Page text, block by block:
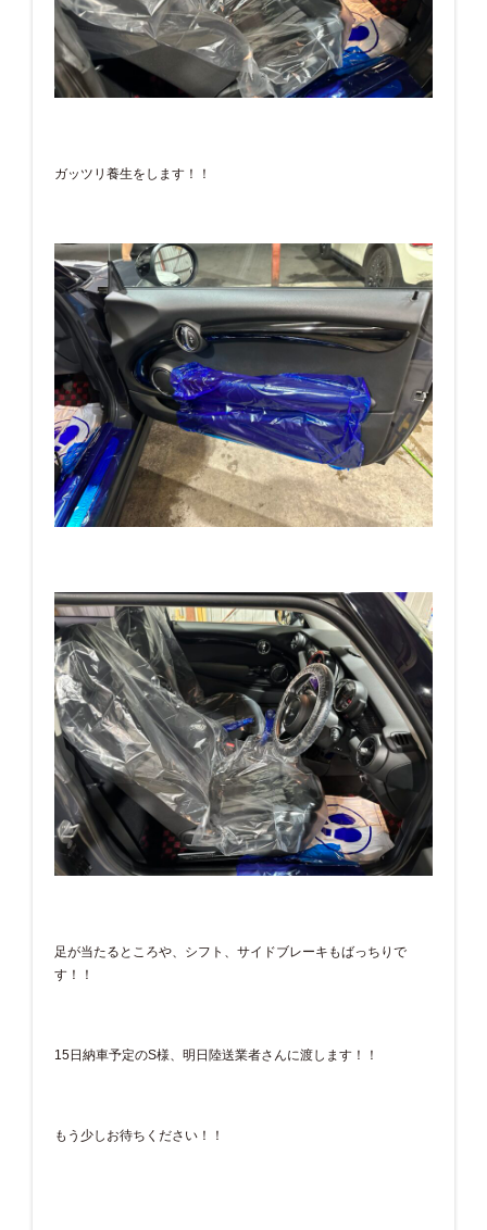
ガッツリ養生をします！！
足が当たるところや、シフト、サイドブレーキもばっちりで
す！！
15日納車予定のS様、明日陸送業者さんに渡します！！
もう少しお待ちください！！